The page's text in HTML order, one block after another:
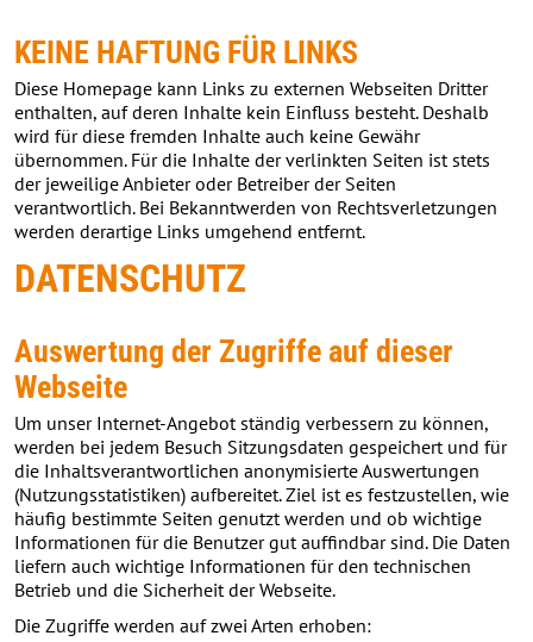
KEINE HAFTUNG FÜR LINKS
Diese Homepage kann Links zu externen Webseiten Dritter
enthalten, auf deren Inhalte kein Einfluss besteht. Deshalb
wird für diese fremden Inhalte auch keine Gewähr
übernommen. Für die Inhalte der verlinkten Seiten ist stets
der jeweilige Anbieter oder Betreiber der Seiten
verantwortlich. Bei Bekanntwerden von Rechtsverletzungen
werden derartige Links umgehend entfernt.
DATENSCHUTZ
Auswertung der Zugriffe auf dieser
Webseite
Um unser Internet-Angebot ständig verbessern zu können,
werden bei jedem Besuch Sitzungsdaten gespeichert und für
die Inhaltsverantwortlichen anonymisierte Auswertungen
(Nutzungsstatistiken) aufbereitet. Ziel ist es festzustellen, wie
häufig bestimmte Seiten genutzt werden und ob wichtige
Informationen für die Benutzer gut auffindbar sind. Die Daten
liefern auch wichtige Informationen für den technischen
Betrieb und die Sicherheit der Webseite.
Die Zugriffe werden auf zwei Arten erhoben: